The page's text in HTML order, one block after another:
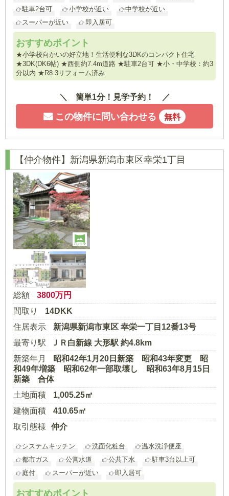
駐車2台可
小学校が近い
中学校が近い
スーパーが近い
即入居可
おすすめポイント
★小学校向かいの好立地！生活便利な3DKのコンパクト住宅
★3DK(DK6帖) ★西側約7.4m道路 ★駐車2台可 ★小・中学校：約3
分以内 ★R8.3リフォーム済み
簡単1分！見学予約！
この物件に問い合わせる 無料
【仲介物件】新潟県新潟市東区幸栄1丁目
パノラマ
総額 3800万円
間取り
14DKK
住居表示
新潟県新潟市東区 幸栄一丁目12番13号
最寄り駅
ＪＲ白新線 大形駅 約4.8km
新築年月
昭和42年1月20日新築 昭和43年変更 昭
和49年増築 昭和62年一部取壊し 昭和63年8月15日
新築 合体
土地面積
1,005.25㎡
建物面積
410.65㎡
取引態様
仲介
システムキッチン 洗面化粧台
温水洗浄便座
都市ガス
公営水道 公共下水
駐車3台以上可
庭付
スーパーが近い 即入居可
おすすめポイント